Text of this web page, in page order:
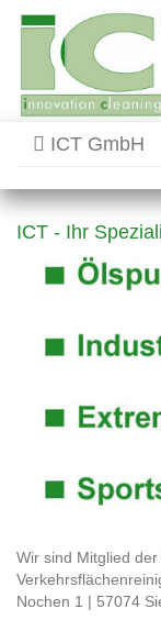
ICT GmbH
ICT - Ihr
Wir sind Mitglied
Nochen 1 | 57074